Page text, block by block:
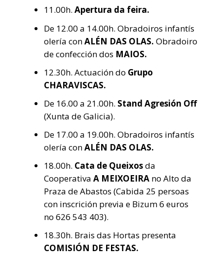
11.00h. Apertura da feira.
De 12.00 a 14.00h. Obradoiros infantís
olería conALÉN DAS OLAS. Obradoiro
de confección dos MAIOS.
12.30h. Actuación do Grupo
CHARAVISCAS.
De 16.00 a 21.00h. Stand Agresión Off
(Xunta de Galicia).
De 17.00 a 19.00h. Obradoiros infantís
olería conALÉN DAS OLAS.
18.00h. Cata de Queixosda
Cooperativa A MEIXOEIRA no Alto da
Praza de Abastos (Cabida 25 persoas
con inscrición previa e Bizum 6 euros
no 626 543 403).
18.30h. Brais das Hortas presenta
COMISIÓN DE FESTAS.